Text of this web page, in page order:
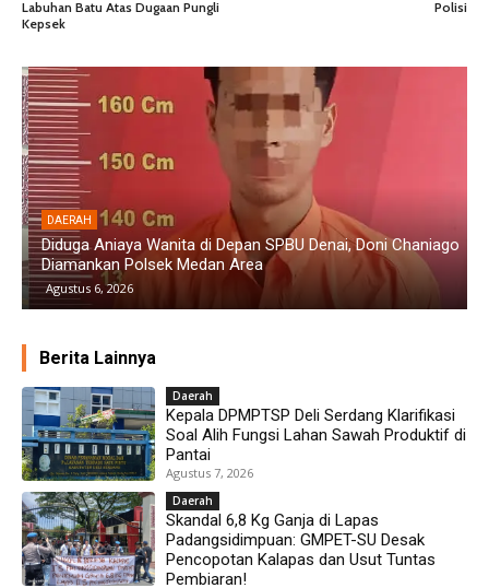
Labuhan Batu Atas Dugaan Pungli
Kepsek
Polisi
DAERAH
Diduga Aniaya Wanita di Depan SPBU Denai, Doni Chaniago
Diamankan Polsek Medan Area
Agustus 6, 2026
Berita Lainnya
Daerah
Kepala DPMPTSP Deli Serdang Klarifikasi
Soal Alih Fungsi Lahan Sawah Produktif di
Pantai
Agustus 7, 2026
Daerah
Skandal 6,8 Kg Ganja di Lapas
Padangsidimpuan: GMPET-SU Desak
Pencopotan Kalapas dan Usut Tuntas
Pembiaran!